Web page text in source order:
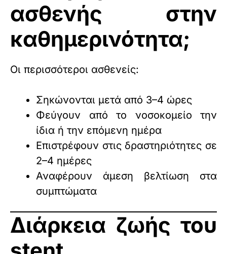
ασθενής στην
καθημερινότητα;
Οι περισσότεροι ασθενείς:
Σηκώνονται μετά από 3–4 ώρες
Φεύγουν από το νοσοκομείο την
ίδια ή την επόμενη ημέρα
Επιστρέφουν στις δραστηριότητες σε
2–4 ημέρες
Αναφέρουν άμεση βελτίωση στα
συμπτώματα
Διάρκεια ζωής του